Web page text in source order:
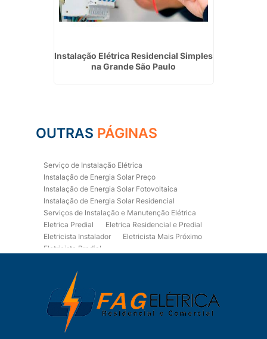
Instalação Elétrica Residencial Simples
na Grande São Paulo
OUTRAS PÁGINAS
Serviço de Instalação Elétrica
Instalação de Energia Solar Preço
Instalação de Energia Solar Fotovoltaica
Instalação de Energia Solar Residencial
Serviços de Instalação e Manutenção Elétrica
Eletrica Predial
Eletrica Residencial e Predial
Eletricista Instalador
Eletricista Mais Próximo
Eletricista Predial
Eletricista Residencial
Eletricista Residencial E Predial
Eletricistas de Manutenção
Empresa de Instalações Elétricas
Empresa de Manutenção Eletrica
Empresa de Prestação de Serviços Eletricos